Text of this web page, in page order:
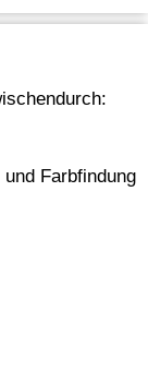
Farbfindung